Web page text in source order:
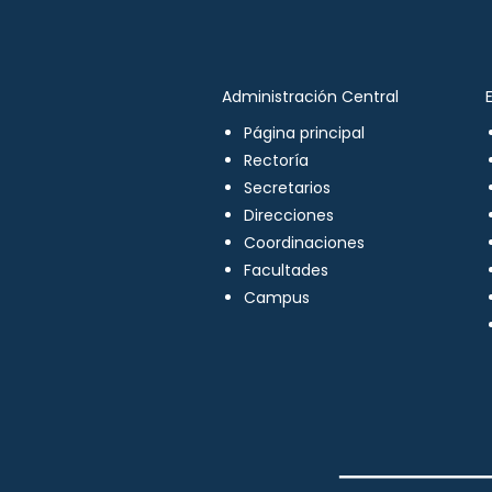
Administración Central
Página principal
Rectoría
Secretarios
Direcciones
Coordinaciones
Facultades
Campus